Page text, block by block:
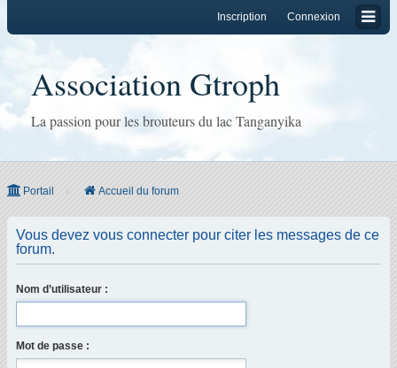
Connexion
Inscription
Association Gtroph
La passion pour les brouteurs du lac Tanganyika
Portail Accueil du forum
Vous devez vous connecter pour citer les messages de ce
forum.
Nom d’utilisateur :
Mot de passe :